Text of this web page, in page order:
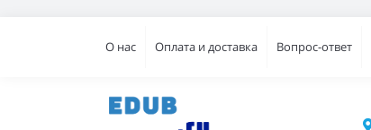
О нас Оплата и доставка Вопрос-ответ